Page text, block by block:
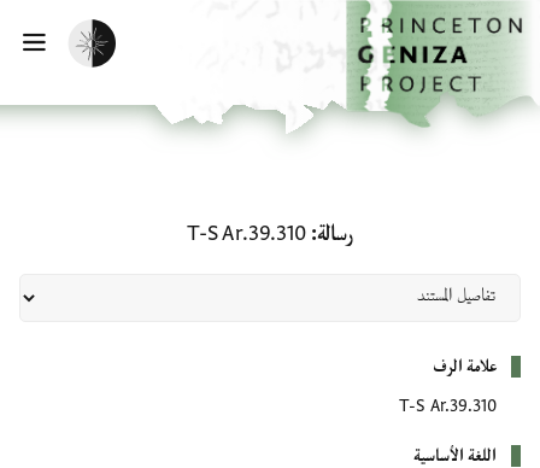
إلى المحتوى الرئيسي
الرئيسية
تفعيل الوضع المظلم
رسالة T-S Ar.39.310
علامة الرف
T-S Ar.39.310
اللغة الأساسية